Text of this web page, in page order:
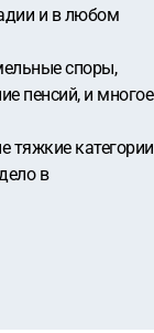
и в любом
споры,
пенсий, и многое
тяжкие категории
в